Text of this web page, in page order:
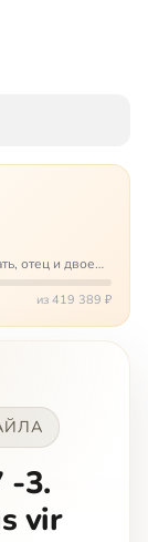
отец и двое
проблем
из четверых
из 419 389 ₽
-3.
vir